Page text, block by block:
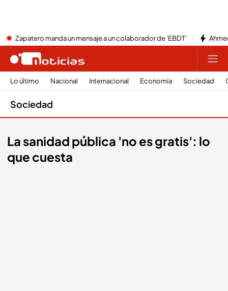
Zapatero manda un mensaje a un colaborador de 'EBDT'
Lo último Nacional Internacional Economía Sociedad
Sociedad
La sanidad pública 'no es gratis': lo
que cuesta